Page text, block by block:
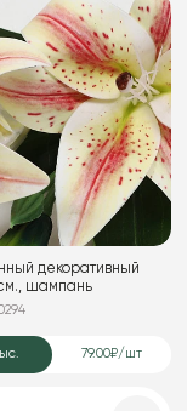
декоративный
шампань
79.00₽/шт